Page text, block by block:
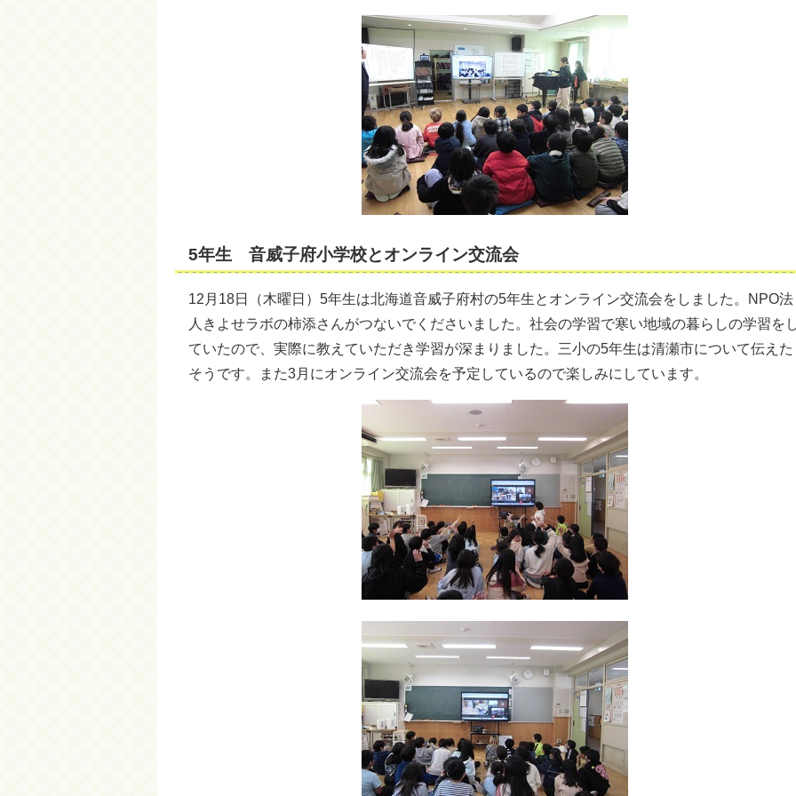
5年生 音威子府小学校とオンライン交流会
12月18日（木曜日）5年生は北海道音威子府村の5年生とオンライン交流会をしました。NPO法
人きよせラボの柿添さんがつないでくださいました。社会の学習で寒い地域の暮らしの学習を
ていたので、実際に教えていただき学習が深まりました。三小の5年生は清瀬市について伝えた
そうです。また3月にオンライン交流会を予定しているので楽しみにしています。